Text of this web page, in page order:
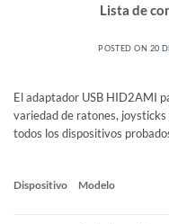
Lista de
POSTED ON 20
El adaptador USB HID2AMI
variedad de ratones,
todos los dispositivos
Dispositivo Modelo